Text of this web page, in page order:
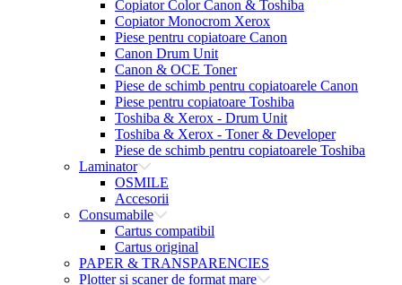
Copiator Color Canon & Toshiba
Copiator Monocrom Xerox
Piese pentru copiatoare Canon
Canon Drum Unit
Canon & OCE Toner
Piese de schimb pentru copiatoarele Canon
Piese pentru copiatoare Toshiba
Toshiba & Xerox - Drum Unit
Toshiba & Xerox - Toner & Developer
Piese de schimb pentru copiatoarele Toshiba
Laminator
OSMILE
Accesorii
Consumabile
Cartus compatibil
Cartus original
PAPER & TRANSPARENCIES
Plotter si scaner de format mare